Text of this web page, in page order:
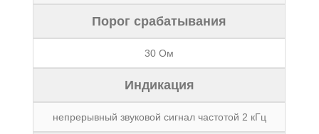
Порог срабатывания
30 Ом
Индикация
непрерывный звуковой сигнал частотой 2 кГц